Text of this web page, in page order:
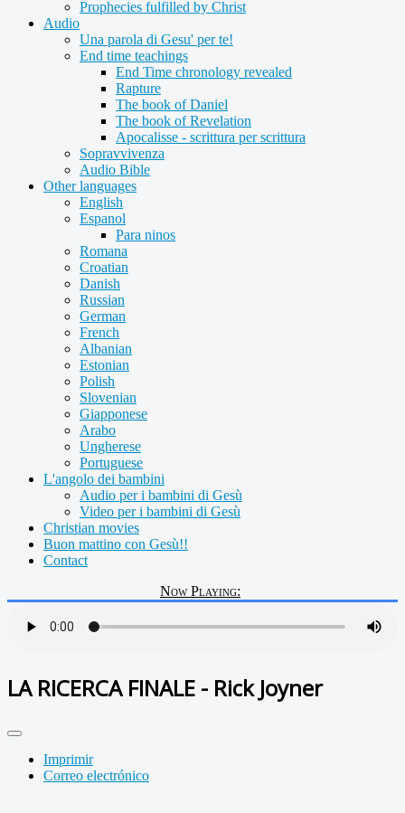
Prophecies fulfilled by Christ
Audio
Una parola di Gesu' per te!
End time teachings
End Time chronology revealed
Rapture
The book of Daniel
The book of Revelation
Apocalisse - scrittura per scrittura
Sopravvivenza
Audio Bible
Other languages
English
Espanol
Para ninos
Romana
Croatian
Danish
Russian
German
French
Albanian
Estonian
Polish
Slovenian
Giapponese
Arabo
Ungherese
Portuguese
L'angolo dei bambini
Audio per i bambini di Gesù
Video per i bambini di Gesù
Christian movies
Buon mattino con Gesù!!
Contact
Now Playing:
LA RICERCA FINALE - Rick Joyner
Imprimir
Correo electrónico